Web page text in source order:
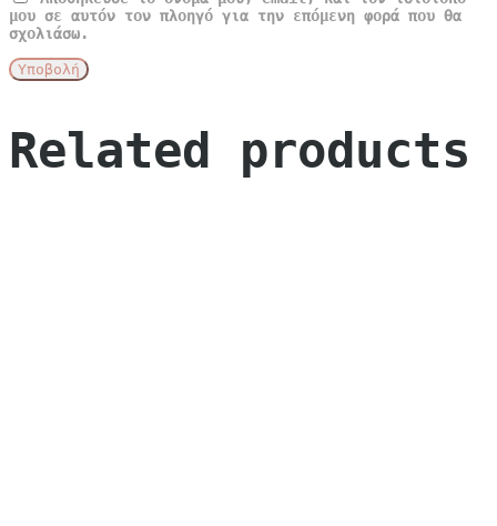
μου σε αυτόν τον πλοηγό για την επόμενη φορά που θα
σχολιάσω.
Related products